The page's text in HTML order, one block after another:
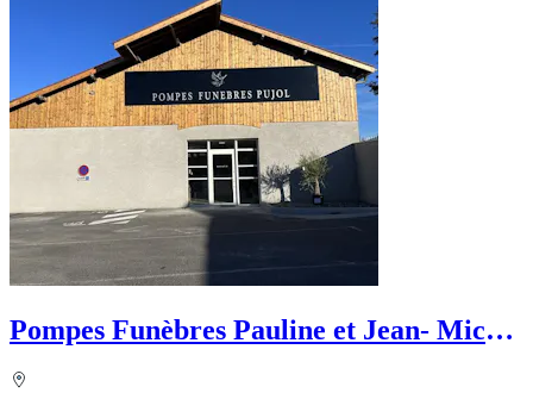
Pompes Funèbres Pauline et Jean- Michel